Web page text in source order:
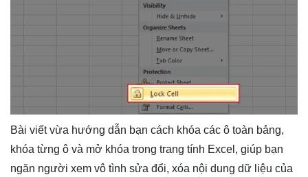
Bài viết vừa hướng dẫn bạn cách khóa các ô toàn bảng,
khóa từng ô và mở khóa trong trang tính Excel, giúp bạn
ngăn người xem vô tình sửa đổi, xóa nội dung dữ liệu của